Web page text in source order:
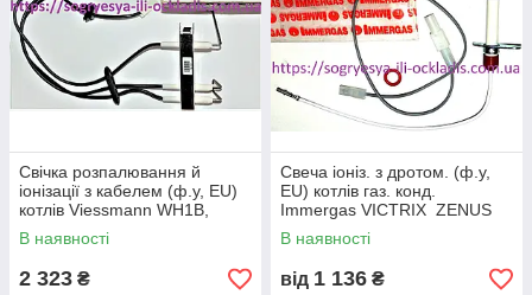
Свічка розпалювання й
іонізації з кабелем (ф.у, EU)
котлів Viessmann WH1B,
WH1D, арт. 7831305, к.з.
0662
В наявності
2 323 ₴
Свеча іоніз. з дротом. (ф.у,
EU) котлів газ. конд.
Immergas VICTRIX ZENUS
SUPEIOR, арт. 3.027471, к.з.
0683/2
В наявності
від 1 136 ₴